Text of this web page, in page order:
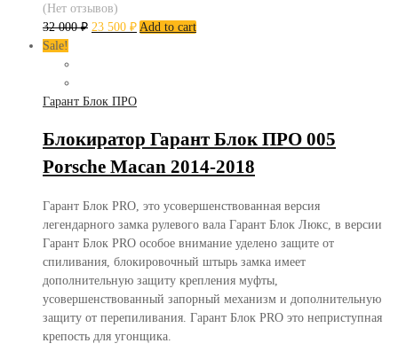
(Нет отзывов)
32 000₽ 23 500 ₽ Add to cart
Sale!
Гарант Блок ПРО
Блокиратор Гарант Блок ПРО 005
Porsche Macan 2014-2018
Гарант Блок PRO, это усовершенствованная версия
легендарного замка рулевого вала Гарант Блок Люкс, в версии
Гарант Блок PRO особое внимание уделено защите от
спиливания, блокировочный штырь замка имеет
дополнительную защиту крепления муфты,
усовершенствованный запорный механизм и дополнительную
защиту от перепиливания. Гарант Блок PRO это неприступная
крепость для угонщика.